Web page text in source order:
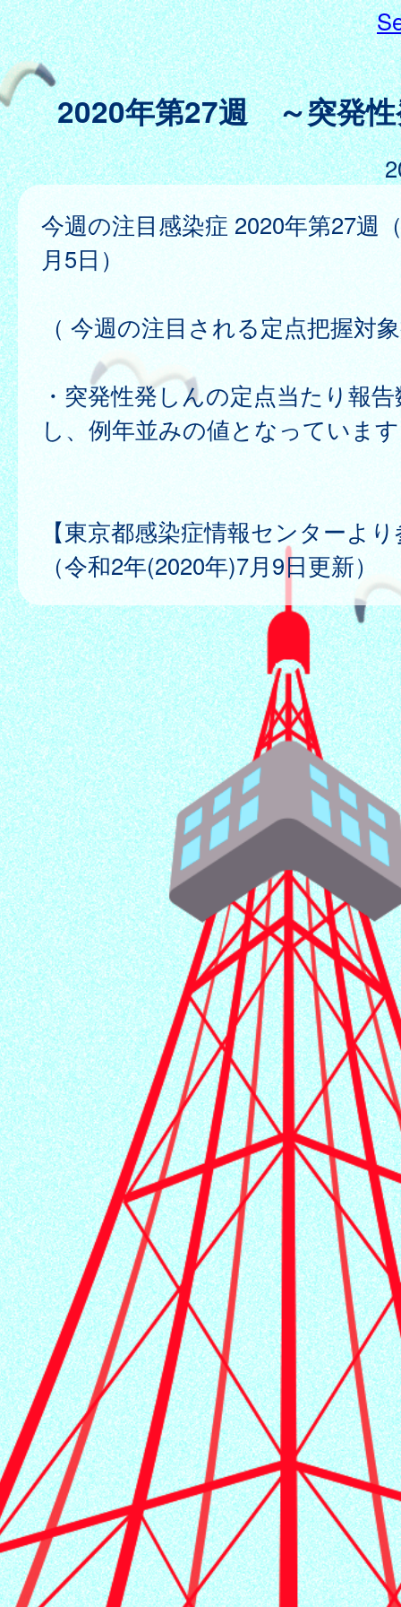
2020年第27週 ～突発性
今週の注目感染症 2020年第27週
月5日）
（ 今週の注目される定点把握対
・突発性発しんの定点当たり報
し、例年並みの値となっていま
【東京都感染症情報センターよ
（令和2年(2020年)7月9日更新）